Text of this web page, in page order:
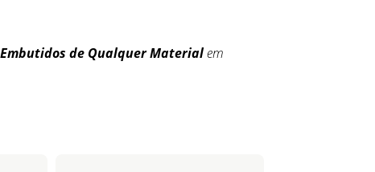
de Qualquer Materialem